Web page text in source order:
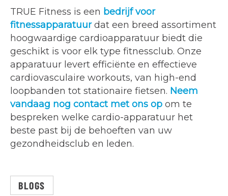
TRUE Fitness is een bedrijf voor
fitnessapparatuurdat een breed assortiment
hoogwaardige cardioapparatuur biedt die
geschikt is voor elk type fitnessclub. Onze
apparatuur levert efficiënte en effectieve
cardiovasculaire workouts, van high-end
loopbanden tot stationaire fietsen. Neem
vandaag nog contact met ons op om te
bespreken welke cardio-apparatuur het
beste past bij de behoeften van uw
gezondheidsclub en leden.
BLOGS